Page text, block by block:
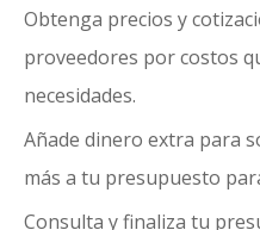
Obtenga precios y
proveedores por costos
necesidades.
Añade dinero extra para
más a tu presupuesto
Consulta y finaliza tu